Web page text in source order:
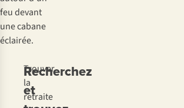
Recherchez
et
Trouver
la
retraite